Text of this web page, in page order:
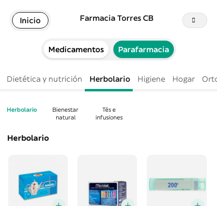
Inicio Farmacia Torres CB
Medicamentos Parafarmacia
Dietética y nutrición Herbolario Higiene Hogar
Herbolario
Bienestar
natural
Tés e
infusiones
Herbolario